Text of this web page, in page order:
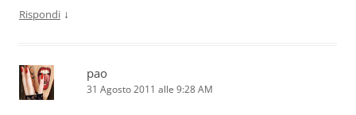
Rispondi ↓
pao
31 Agosto 2011 alle 9:28 AM